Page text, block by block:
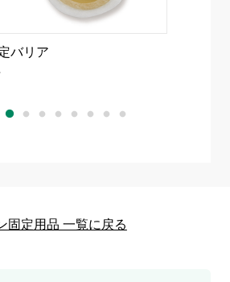
バリア
固定用品 一覧に戻る